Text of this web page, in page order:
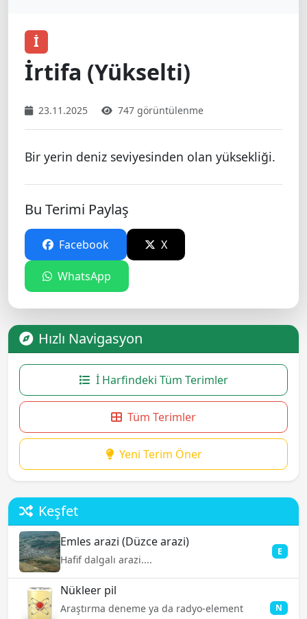
İ
İrtifa (Yükselti)
23.11.2025 747 görüntülenme
Bir yerin deniz seviyesinden olan yüksekliği.
Bu Terimi Paylaş
Facebook X
WhatsApp
Hızlı Navigasyon
İ Harfindeki Tüm Terimler
Tüm Terimler
Yeni Terim Öner
Keşfet
Emles arazi (Düzce arazi)
Hafif dalgalı arazi....
E
Nükleer pil
Araştırma deneme ya da radyo-element
N